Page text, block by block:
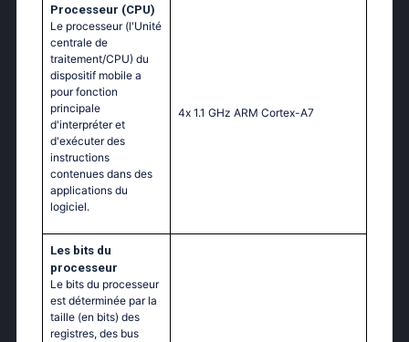
Processeur (CPU)
Le processeur (l'Unité
centrale de
traitement/CPU) du
dispositif mobile a
pour fonction
principale
d'interpréter et
d'exécuter des
instructions
contenues dans des
applications du
logiciel.
4х 1.1 GНz АRМ Соrtех-А7
Les bits du
processeur
Le bits du processeur
est déterminée par la
taille (en bits) des
registres, des bus